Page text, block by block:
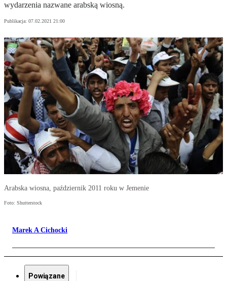
wydarzenia nazwane arabską wiosną.
Publikacja: 07.02.2021 21:00
Arabska wiosna, październik 2011 roku w Jemenie
Foto: Shutterstock
Marek A Cichocki
Powiązane